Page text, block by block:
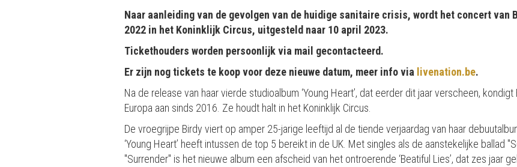
Naar aanleiding van de gevolgen van de huidige sanitaire crisis, wordt het concert van
2022 in het Koninklijk Circus, uitgesteld naar 10 april 2023.
Tickethouders worden persoonlijk via mail gecontacteerd.
Er zijn nog tickets te koop voor deze nieuwe datum, meer info via livenation.be.
Na de release van haar vierde studioalbum ‘Young Heart’, dat eerder dit jaar verscheen,
Europa aan sinds 2016. Ze houdt halt in het Koninklijk Circus.
De vroegrijpe Birdy viert op amper 25-jarige leeftijd al de tiende verjaardag van haar
‘Young Heart’ heeft intussen de top 5 bereikt in de UK. Met singles als de aanstekelijke ballad
"Surrender" is het nieuwe album een afscheid van het ontroerende ‘Beatiful Lies’, dat zes jaar